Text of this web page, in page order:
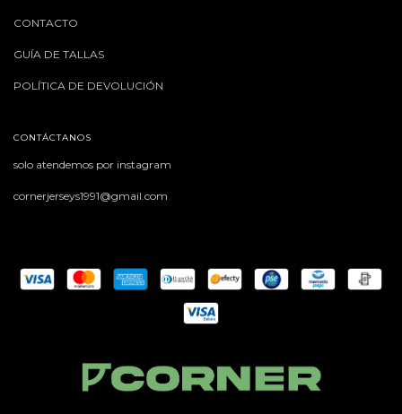
CONTACTO
GUÍA DE TALLAS
POLÍTICA DE DEVOLUCIÓN
CONTÁCTANOS
solo atendemos por instagram
cornerjerseys1991@gmail.com